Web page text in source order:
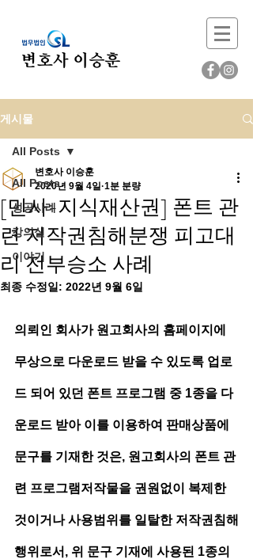
게시물
All Posts
성공사례
강의실
이야기
All Posts
[민사-지식재산권] 폰트 관
련 저작권침해분쟁 피고대
리 전부승소 사례
변호사 이승훈
2020년 9월 4일 1분 분량
최종 수정일: 2022년 9월 6일
의뢰인 회사가 원고회사의 홈페이지에
무상으로 다운로드 받을 수 있도록 업로
드 되어 있던 폰트 프로그램 중 1종을 다
운로드 받아 이를 이용하여 판매상품에
문구를 기재한 것은, 원고회사의 폰트 관
련 프로그램저작물을 권원없이 복제한
것이거나 사용범위를 일탈한 저작권침해
행위로서, 위 문구 기재에 사용된 1종의